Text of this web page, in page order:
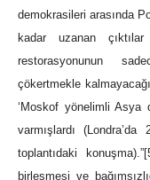
demokrasileri arasında
kadar uzanan
restorasyonunun
çökertmekle
‘Moskof yönelimli Asya
varmışlardı
toplantıdaki konuşma).”
birleşmesi ve